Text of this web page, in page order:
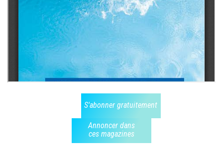
S'abonner gratuitement
Annoncer dans
ces magazines